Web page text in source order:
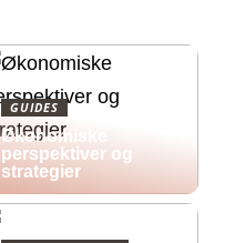
GUIDES
Økonomiske
perspektiver og
strategier